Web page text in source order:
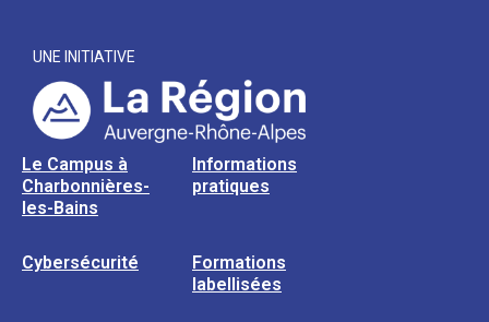
UNE INITIATIVE
Le Campus à
Charbonnières-
les-Bains
Informations
pratiques
Cybersécurité
Formations
labellisées